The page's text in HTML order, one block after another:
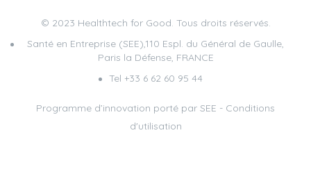
© 2023 Healthtech for Good. Tous droits réservés.
Santé en Entreprise (SEE),110 Espl. du Général de Gaulle,
Paris la Défense, FRANCE
Tel +33 6 62 60 95 44
Programme d’innovation porté par SEE - Conditions
d'utilisation